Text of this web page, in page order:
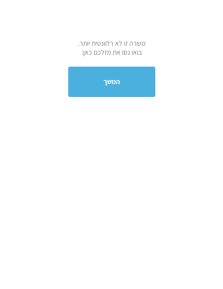
משרה זו לא רלוונטית יותר.
בואו נסו את מזלכם כאן:
המשך